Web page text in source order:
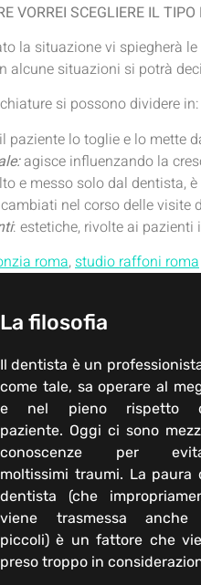
VORREI SCEGLIERE IL TIPO
la situazione vi spiegherà
alcune situazioni si potrà
si possono dividere in:
paziente lo toglie e lo mette
agisce influenzando la
e messo solo dal dentista,
nel corso delle visite
: estetiche, rivolte ai
roma,studio raffoni roma
La filosofia
Il dentista è un
come tale, sa operare al
e nel pieno rispetto
paziente. Oggi ci sono
conoscenze per
moltissimi traumi. La paura
dentista (che
viene trasmessa
piccoli) è un fattore che
preso troppo in